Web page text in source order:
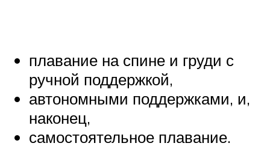
плавание на спине и груди с
ручной поддержкой,
автономными поддержками, и,
наконец,
самостоятельное плавание.